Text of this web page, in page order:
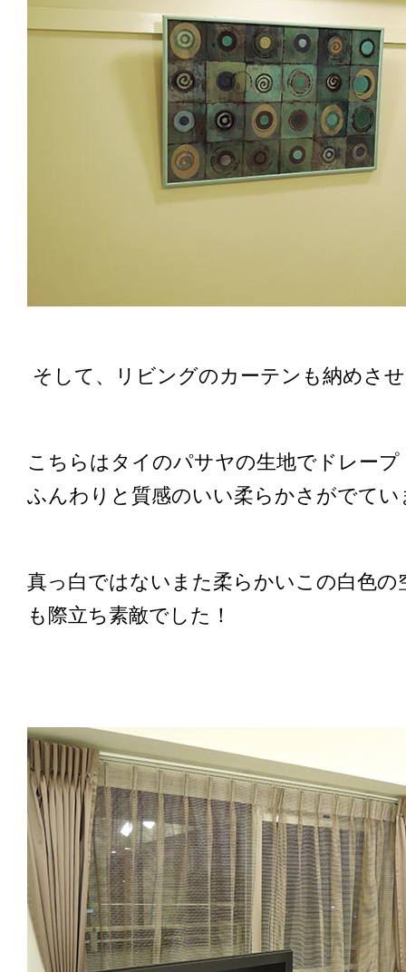
そして、リビングのカーテンも納めさ
こちらはタイのパサヤの生地でドレー
ふんわりと質感のいい柔らかさがでてい
真っ白ではないまた柔らかいこの白色
も際立ち素敵でした！